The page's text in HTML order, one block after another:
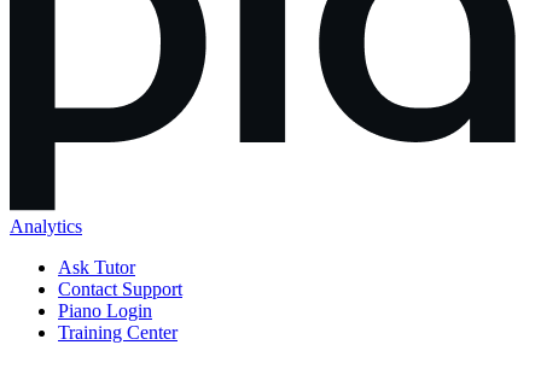
Analytics
Ask Tutor
Contact Support
Piano Login
Training Center